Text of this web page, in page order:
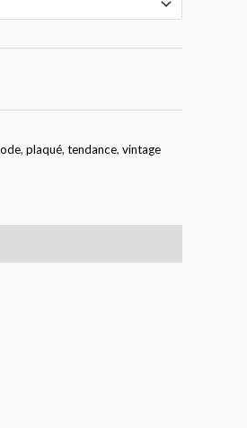
, plaqué, tendance, vintage